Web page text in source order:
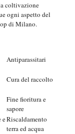
coltivazione
ogni aspetto del
di Milano.
Antiparassitari
Cura del raccolto
Fine fioritura e
sapore
eRiscaldamento
terra ed acqua